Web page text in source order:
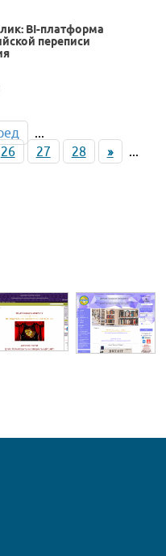
BI-платформа
переписи
...
26 27 28 »
...